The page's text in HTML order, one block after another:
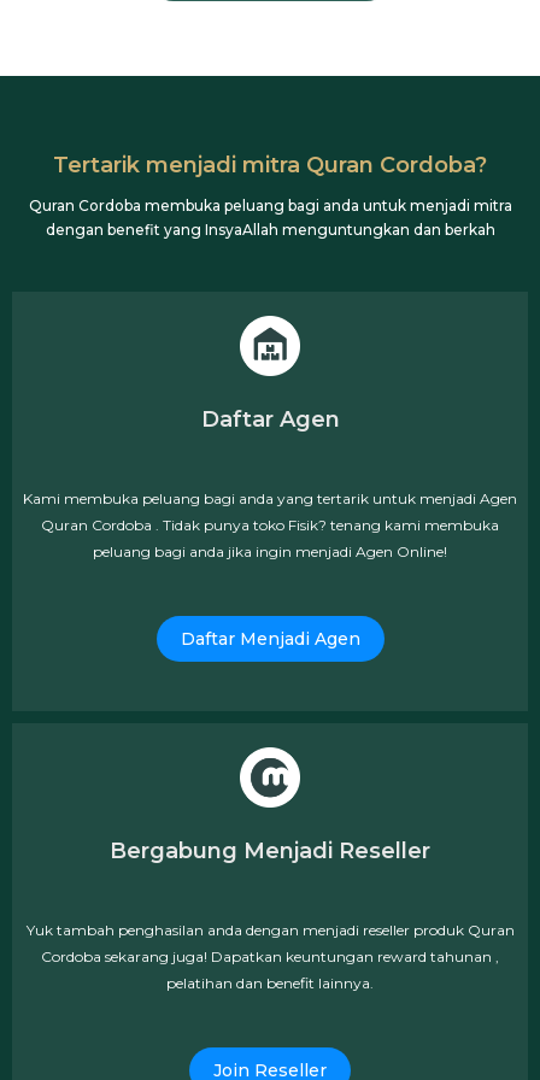
Tertarik menjadi mitra Quran Cordoba?
Quran Cordoba membuka peluang bagi anda untuk menjadi mitra
dengan benefit yang InsyaAllah menguntungkan dan berkah
Daftar Agen
Kami membuka peluang bagi anda yang tertarik untuk menjadi Agen
Quran Cordoba . Tidak punya toko Fisik? tenang kami membuka
peluang bagi anda jika ingin menjadi Agen Online!
Daftar Menjadi Agen
Bergabung Menjadi Reseller
Yuk tambah penghasilan anda dengan menjadi reseller produk Quran
Cordoba sekarang juga! Dapatkan keuntungan reward tahunan ,
pelatihan dan benefit lainnya.
Join Reseller